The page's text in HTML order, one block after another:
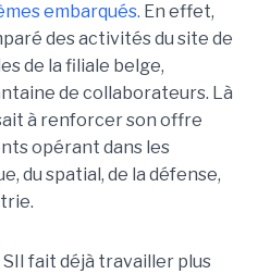
embarqués. En effet,
des activités du site de
de la filiale belge,
de collaborateurs. Là
à renforcer son offre
opérant dans les
du spatial, de la défense,
fait déjà travailler plus